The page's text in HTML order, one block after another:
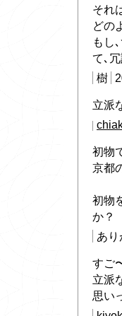
それ
どの
もし
て､冗
樹
立派
初物
京都
初物
か？
あり
すご
立派
思い